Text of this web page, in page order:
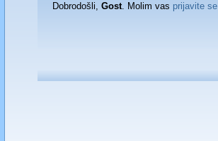
Dobrodošli,Gost. Molim vas prijavite se